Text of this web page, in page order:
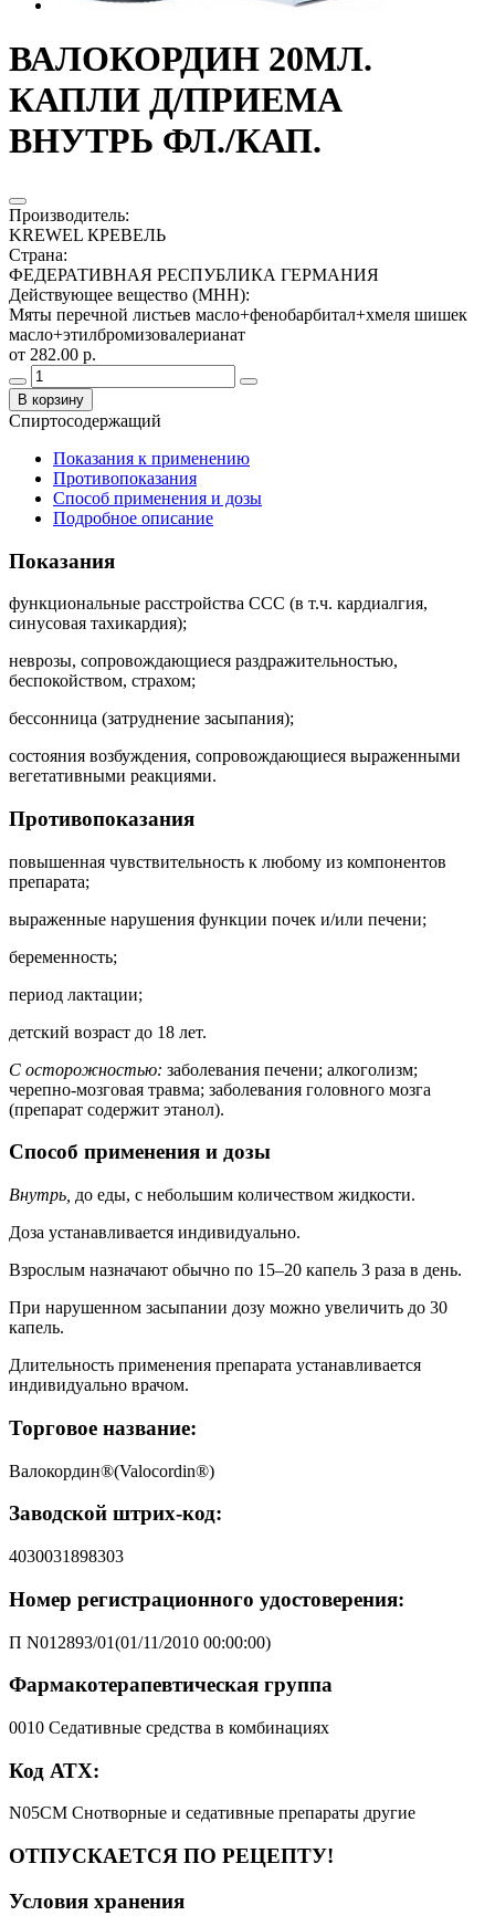
ВАЛОКОРДИН 20МЛ.
КАПЛИ Д/ПРИЕМА
ВНУТРЬ ФЛ./КАП.
Производитель:
KREWEL КРЕВЕЛЬ
Страна:
ФЕДЕРАТИВНАЯ РЕСПУБЛИКА ГЕРМАНИЯ
Действующее вещество (МНН):
Мяты перечной листьев масло+фенобарбитал+хмеля шишек
масло+этилбромизовалерианат
от 282.00 р.
В корзину
Спиртосодержащий
Показания к применению
Противопоказания
Способ применения и дозы
Подробное описание
Показания
функциональные расстройства ССС (в т.ч. кардиалгия,
синусовая тахикардия);
неврозы, сопровождающиеся раздражительностью,
беспокойством, страхом;
бессонница (затруднение засыпания);
состояния возбуждения, сопровождающиеся выраженными
вегетативными реакциями.
Противопоказания
повышенная чувствительность к любому из компонентов
препарата;
выраженные нарушения функции почек и/или печени;
беременность;
период лактации;
детский возраст до 18 лет.
С осторожностью: заболевания печени; алкоголизм;
черепно-мозговая травма; заболевания головного мозга
(препарат содержит этанол).
Способ применения и дозы
Внутрь, до еды, с небольшим количеством жидкости.
Доза устанавливается индивидуально.
Взрослым назначают обычно по 15–20 капель 3 раза в день.
При нарушенном засыпании дозу можно увеличить до 30
капель.
Длительность применения препарата устанавливается
индивидуально врачом.
Торговое название:
Валокордин®(Valocordin®)
Заводской штрих-код:
4030031898303
Номер регистрационного удостоверения:
П N012893/01(01/11/2010 00:00:00)
Фармакотерапевтическая группа
0010 Седативные средства в комбинациях
Код АТХ:
N05CM Снотворные и седативные препараты другие
ОТПУСКАЕТСЯ ПО РЕЦЕПТУ!
Условия хранения